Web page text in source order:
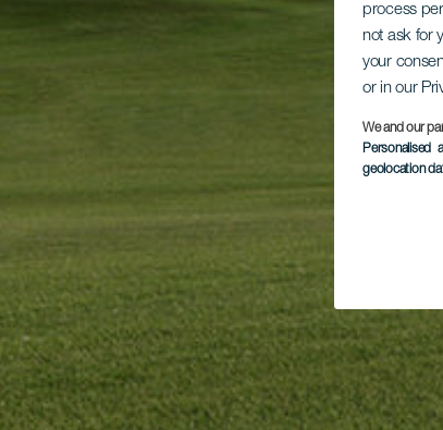
process
not ask for
your
or in our
We and our
Personalised
geolocation